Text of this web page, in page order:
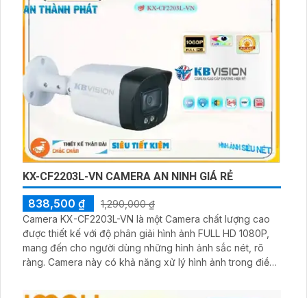
KX-CF2203L-VN CAMERA AN NINH GIÁ RẺ
838,500 ₫
1,290,000 ₫
Camera KX-CF2203L-VN là một Camera chất lượng cao
được thiết kế với độ phân giải hình ảnh FULL HD 1080P,
mang đến cho người dùng những hình ảnh sắc nét, rõ
ràng. Camera này có khả năng xử lý hình ảnh trong điều
và chống ngược sáng DWDR, giúp người dùng nhìn rõ